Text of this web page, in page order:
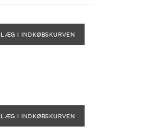
LÆG I INDKØBSKURVEN
LÆG I INDKØBSKURVEN